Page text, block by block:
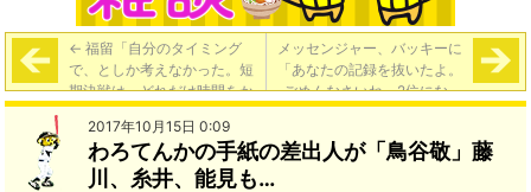
← 福留「自分のタイミング
で、としか考えなかった。短
期決戦は、どれだけ時間をか
けてもいい」
メッセンジャー、バッキーに
「あなたの記録を抜いたよ。
ごめんなさいね、2位になっ
て」バッキー「僕は君が大好
きだ。だから記録を作ってく
2017年10月15日 0:09
わろてんかの手紙の差出人が「鳥谷敬」藤
川、糸井、能見も…